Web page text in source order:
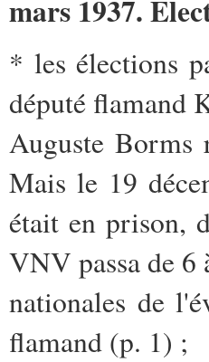
mars 1937.
* les élections
député flamand
Auguste Borms
Mais le 19
était en prison,
VNV passa de 6
nationales de
flamand (p. 1) ;